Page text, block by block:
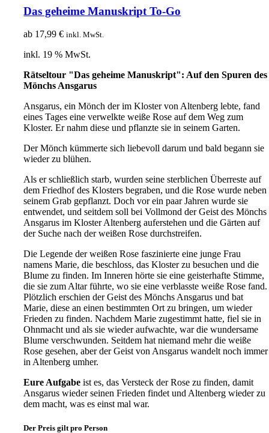
Das geheime Manuskript To-Go
ab 17,99€ inkl. MwSt.
inkl. 19 % MwSt.
Rätseltour "Das geheime Manuskript": Auf den Spuren des
Mönchs Ansgarus
Ansgarus, ein Mönch der im Kloster von Altenberg lebte, fand
eines Tages eine verwelkte weiße Rose auf dem Weg zum
Kloster. Er nahm diese und pflanzte sie in seinem Garten.
Der Mönch kümmerte sich liebevoll darum und bald begann sie
wieder zu blühen.
Als er schließlich starb, wurden seine sterblichen Überreste auf
dem Friedhof des Klosters begraben, und die Rose wurde neben
seinem Grab gepflanzt. Doch vor ein paar Jahren wurde sie
entwendet, und seitdem soll bei Vollmond der Geist des Mönchs
Ansgarus im Kloster Altenberg auferstehen und die Gärten auf
der Suche nach der weißen Rose durchstreifen.
Die Legende der weißen Rose faszinierte eine junge Frau
namens Marie, die beschloss, das Kloster zu besuchen und die
Blume zu finden. Im Inneren hörte sie eine geisterhafte Stimme,
die sie zum Altar führte, wo sie eine verblasste weiße Rose fand.
Plötzlich erschien der Geist des Mönchs Ansgarus und bat
Marie, diese an einen bestimmten Ort zu bringen, um wieder
Frieden zu finden. Nachdem Marie zugestimmt hatte, fiel sie in
Ohnmacht und als sie wieder aufwachte, war die wundersame
Blume verschwunden. Seitdem hat niemand mehr die weiße
Rose gesehen, aber der Geist von Ansgarus wandelt noch immer
in Altenberg umher.
Eure Aufgabe ist es, das Versteck der Rose zu finden, damit
Ansgarus wieder seinen Frieden findet und Altenberg wieder zu
dem macht, was es einst mal war.
Der Preis gilt pro Person